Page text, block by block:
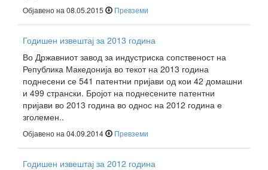
Објавено на 08.05.2015 Превземи
Годишен извештај за 2013 година
Во Државниот завод за индустриска сопственост на
Република Македонија во текот на 2013 година
поднесени се 541 патентни пријави од кои 42 домашни
и 499 странски. Бројот на поднесените патентни
пријави во 2013 година во однос на 2012 година е
зголемен..
Објавено на 04.09.2014 Превземи
Годишен извештај за 2012 година